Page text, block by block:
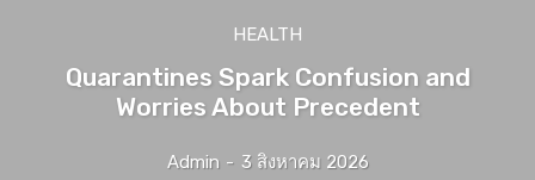
HEALTH
Quarantines Spark Confusion and
Worries About Precedent
Admin - 3 สิงหาคม 2026